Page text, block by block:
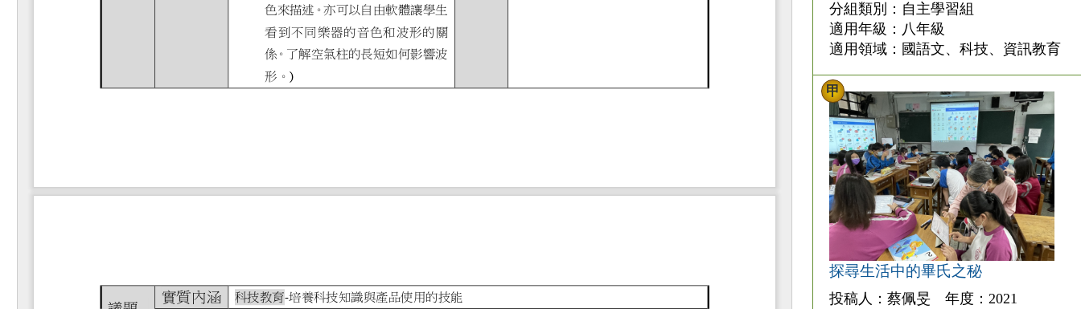
分組類別：自主學習組
適用年級：八年級
適用領域：國語文、科技、資訊教育
探尋生活中的畢氏之秘
甲
投稿人：蔡佩旻 年度：2021